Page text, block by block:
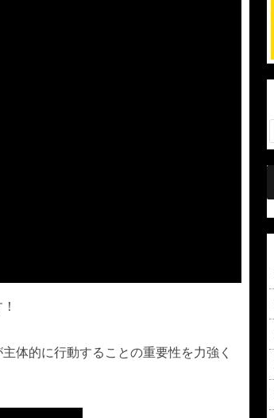
体的に行動することの重要性を力強く